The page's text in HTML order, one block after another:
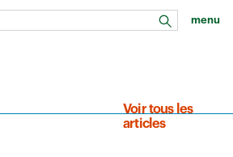
rechercher
menu
Voir tous les
articles